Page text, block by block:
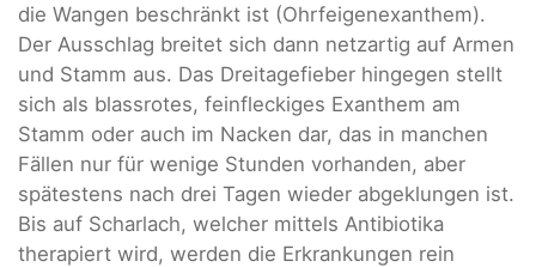
die Wangen beschränkt ist (Ohrfeigenexanthem).
Der Ausschlag breitet sich dann netzartig auf Armen
und Stamm aus. Das Dreitagefieber hingegen stellt
sich als blassrotes, feinfleckiges Exanthem am
Stamm oder auch im Nacken dar, das in manchen
Fällen nur für wenige Stunden vorhanden, aber
spätestens nach drei Tagen wieder abgeklungen ist.
Bis auf Scharlach, welcher mittels Antibiotika
therapiert wird, werden die Erkrankungen rein